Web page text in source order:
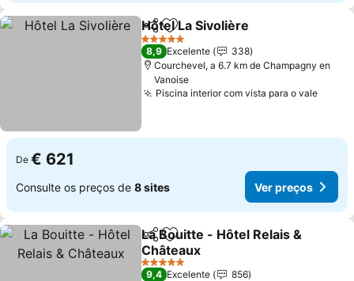
PartilharAdicionar aos favoritos
Hôtel La Sivolière
5 Estrelas
8,9 Excelente
338
Courchevel, a 6.7 km de Champagny en
Vanoise
Piscina interior com vista para o valeVer
De € 621
Consulte os preços de 8 sites Ver preços
PartilharAdicionar aos favoritos
La Bouitte - Hôtel Relais &
Châteaux
Ver preços
5 Estrelas
9,4 Excelente
856